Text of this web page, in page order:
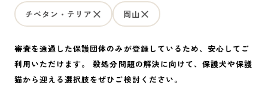
チベタン・テリア 岡山
審査を通過した保護団体のみが登録しているため、安心してご
利用いただけます。 殺処分問題の解決に向けて、保護犬や保護
猫から迎える選択肢をぜひご検討ください。